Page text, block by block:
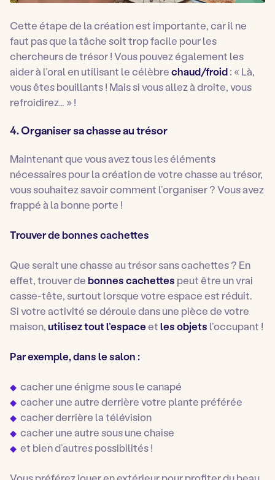
Cette étape de la création est importante, car il ne
faut pas que la tâche soit trop facile pour les
chercheurs de trésor ! Vous pouvez également les
aider à l’oral en utilisant le célèbrechaud/froid: « Là,
vous êtes bouillants ! Mais si vous allez à droite, vous
refroidirez… »!
4. Organiser sa chasse au trésor
Maintenant que vous avez tous les éléments
nécessaires pour la création de votre chasse au trésor,
vous souhaitez savoir comment l’organiser ? Vous avez
frappé à la bonne porte !
Trouver de bonnes cachettes
Que serait une chasse au trésor sans cachettes ? En
effet, trouver debonnes cachettes peut être un vrai
casse-tête, surtout lorsque votre espace est réduit.
Si votre activité se déroule dans une pièce de votre
maison,utilisez tout l’espaceetles objets l’occupant !
Par exemple, dans le salon :
cacher une énigme sous le canapé
cacher une autre derrière votre plante préférée
cacher derrière la télévision
cacher une autre sous une chaise
et bien d’autres possibilités !